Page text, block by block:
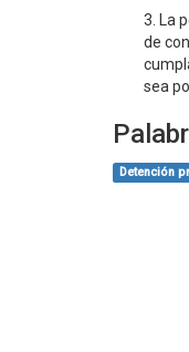
3. La
de
sea
Detención